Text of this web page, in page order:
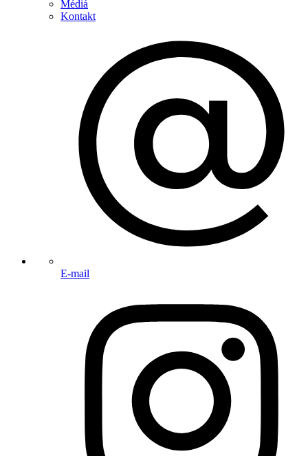
Médiá
Kontakt
E-mail